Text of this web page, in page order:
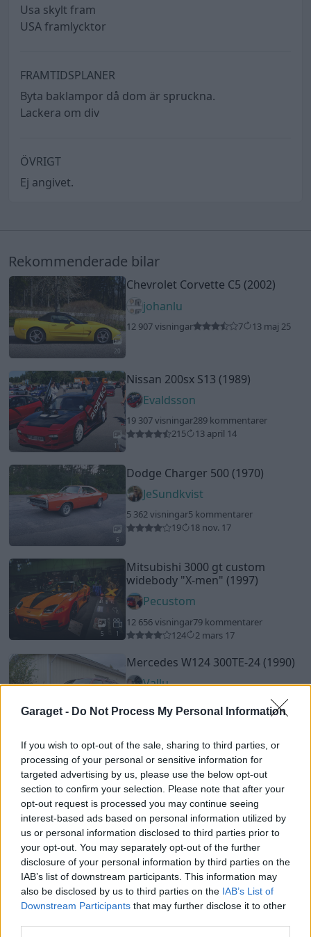
Garaget - Do Not Process My Personal Information
If you wish to opt-out of the sale, sharing to third parties, or
processing of your personal or sensitive information for
targeted advertising by us, please use the below opt-out
section to confirm your selection. Please note that after your
opt-out request is processed you may continue seeing
interest-based ads based on personal information utilized by
us or personal information disclosed to third parties prior to
your opt-out. You may separately opt-out of the further
disclosure of your personal information by third parties on the
IAB’s list of downstream participants. This information may
also be disclosed by us to third parties on the IAB’s List of
Downstream Participants that may further disclose it to other
Usa skylt fram
USA framlycktor
FRAMTIDSPLANER
Byta baklampor då dom är spruckna.
Lackera om div
ÖVRIGT
Ej angivet.
Rekommenderade bilar
20
Chevrolet Corvette C5 (2002)
johanlu
12 907 visningar 7 13 maj 25
11
Nissan 200sx S13 (1989)
Evaldsson
19 307 visningar289 kommentarer
215
13 april 14
6
Dodge Charger 500 (1970)
JeSundkvist
5 362 visningar5 kommentarer
19
18 nov. 17
5 1
Mitsubishi 3000 gt custom
widebody "X-men" (1997)
Pecustom
12 656 visningar79 kommentarer
124
2 mars 17
Mercedes W124 300TE-24 (1990)
Vallu
102
19 feb. 25
12
Chevrolet Impala 2 dr kupé
"Fastback."(1967)
SixtySeven
14 355 visningar63 kommentarer
111
1 juli 10
Volvo Amazon"P1200VB"(1958)
P1200VB
48 512 visningar3 kommentarer
149
20 juli 24